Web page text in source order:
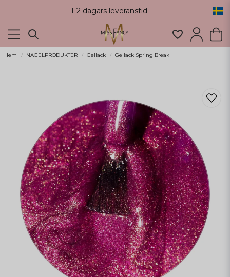
1-2 dagars leveranstid
Hem NAGELPRODUKTER Gellack Gellack Spring Break